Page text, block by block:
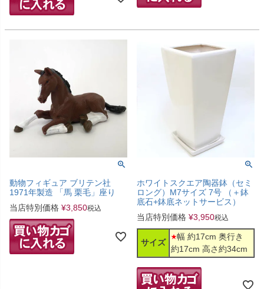
動物フィギュア ブリテン社
1971年製造 「馬 栗毛」座り
当店特別価格 ¥3,850税込
ホワイトスクエア陶器鉢（セミ
ロング）M7サイズ 7号 （＋鉢
底石+鉢底ネットサービス）
当店特別価格 ¥3,950税込
サイズ
幅 約17cm 奥行き
約17cm 高さ約34cm